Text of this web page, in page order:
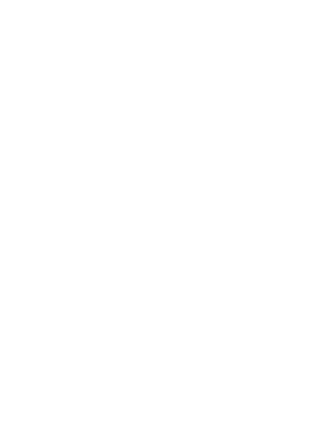
ご用意してい